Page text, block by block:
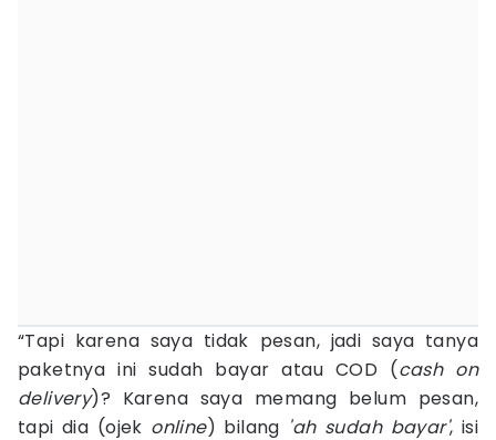
“Tapi karena saya tidak pesan, jadi saya tanya
paketnya ini sudah bayar atau COD (cash on
delivery)? Karena saya memang belum pesan,
tapi dia (ojek online) bilang 'ah sudah bayar', isi